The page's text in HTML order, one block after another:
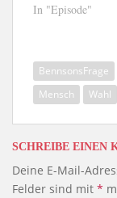
In "Episode"
BennsonsFrage
Mensch
Wahl
SCHREIBE EINEN
Deine E-Mail-
Felder sind mit *